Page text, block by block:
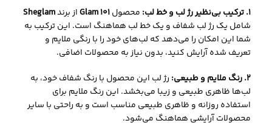
1. ترکیب بی‌نظیر رژ لب و خط لب: محصولGlam 101از برندSheglam
شامل یک رژ لب شفاف و یک خط لب هماهنگ است. این ترکیب به
شما این امکان را می‌دهد که لب‌های خود را با رنگی ملایم و
تعریف شده آرایش کنید، بدون نیاز به محصولات اضافی.
2. رنگ ملایم و طبیعی:
رژ لب این محصول با رنگ شفاف خود، به
لب‌ها ظاهری طبیعی و زیبا می‌بخشد. این رنگ ملایم برای
استفاده روزانه و ظاهری طبیعی مناسب است و به راحتی با سایر
محصولات آرایشی هماهنگ می‌شود.